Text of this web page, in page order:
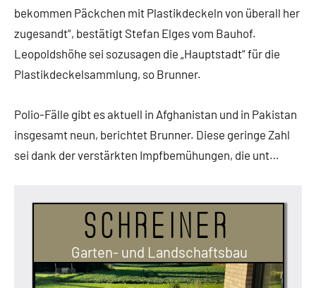
bekommen Päckchen mit Plastikdeckeln von überall her
zugesandt“, bestätigt Stefan Elges vom Bauhof.
Leopoldshöhe sei sozusagen die „Hauptstadt“ für die
Plastikdeckelsammlung, so Brunner.
Polio-Fälle gibt es aktuell in Afghanistan und in Pakistan
insgesamt neun, berichtet Brunner. Diese geringe Zahl
sei dank der verstärkten Impfbemühungen, die unt…
Schreiner
Garten- und Landschaftsbau